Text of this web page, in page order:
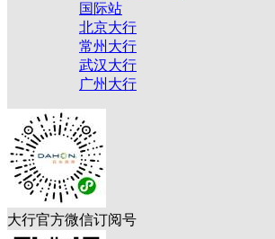
国际站
北京大行
常州大行
武汉大行
广州大行
大行官方微信订阅号